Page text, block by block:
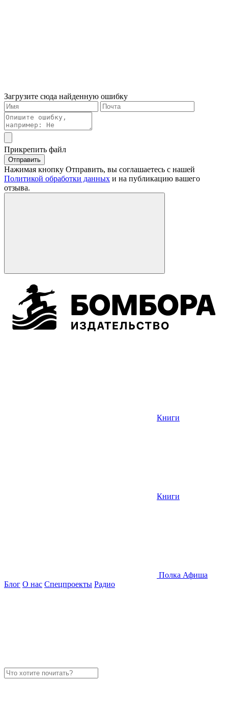
Загрузите сюда найденную ошибку
Прикрепить файл
Отправить
Нажимая кнопку Отправить, вы соглашаетесь с нашей
Политикой обработки данных и на публикацию вашего
отзыва.
Книги
Книги
Полка Афиша
Блог О нас Спецпроекты Радио